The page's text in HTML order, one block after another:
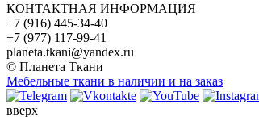
КОНТАКТНАЯ ИНФОРМАЦИЯ
+7 (916) 445-34-40
+7 (977) 117-99-41
planeta.tkani@yandex.ru
© Планета Ткани
Мебельные ткани в наличии и на заказ
вверх